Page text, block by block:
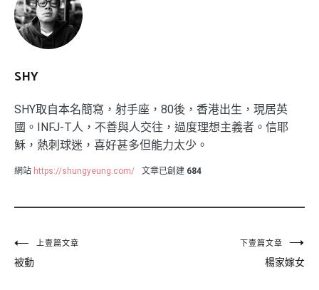
SHY
SHY取自本名簡寫，射手座，80後，香港出生，現居英
國。INFJ-T人，不善與人交往，過度理想主義者。信耶
穌，熱刺球迷，喜好甚多但能力太少。
網站 https://shungyeung.com/ 文章已創建 684
文
章
上壹篇文章
被動
下壹篇文章
楊家嫁女